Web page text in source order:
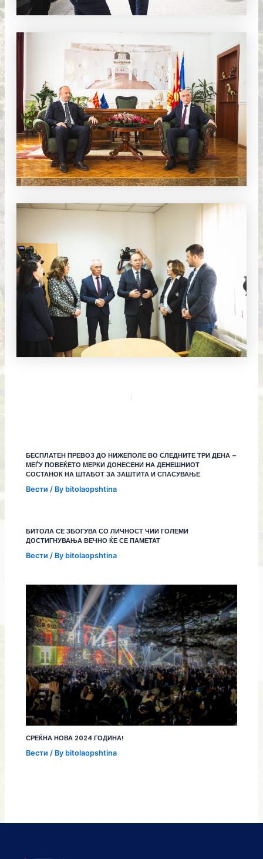
БЕСПЛАТЕН ПРЕВОЗ ДО НИЖЕПОЛЕ ВО СЛЕДНИТЕ ТРИ ДЕНА –
МЕЃУ ПОВЕЌЕТО МЕРКИ ДОНЕСЕНИ НА ДЕНЕШНИОТ
СОСТАНОК НА ШТАБОТ ЗА ЗАШТИТА И СПАСУВАЊЕ
Вести / By bitolaopshtina
БИТОЛА СЕ ЗБОГУВА СО ЛИЧНОСТ ЧИИ ГОЛЕМИ
ДОСТИГНУВАЊА ВЕЧНО ЌЕ СЕ ПАМЕТАТ
Вести / By bitolaopshtina
СРЕЌНА НОВА 2024 ГОДИНА!
Вести / By bitolaopshtina